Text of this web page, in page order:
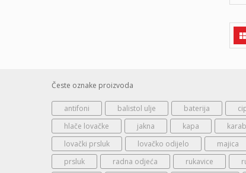
Česte oznake proizvoda
antifoni balistol ulje baterija
hlače lovačke
jakna kapa
lovački prsluk
lovačko odijelo majica
prsluk
radna odjeća rukavice